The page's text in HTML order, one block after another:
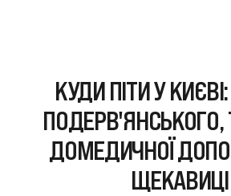
КУДИ ПІТИ У
ПОДЕРВ'ЯНСЬКОГО,
ДОМЕДИЧНОЇ
ЩЕКАВИЦІ